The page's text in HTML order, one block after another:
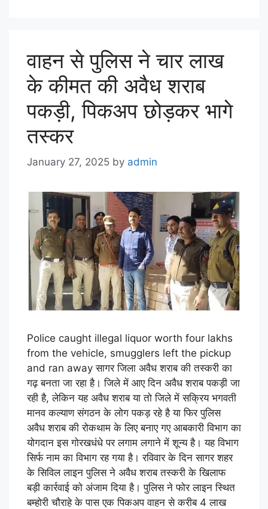
वाहन से पुलिस ने चार लाख
के कीमत की अवैध शराब
पकड़ी, पिकअप छोड़कर भागे
तस्कर
January 27, 2025 by admin
Police caught illegal liquor worth four lakhs
from the vehicle, smugglers left the pickup
and ran away सागर जिला अवैध शराब की तस्करी का
गढ़ बनता जा रहा है। जिले में आए दिन अवैध शराब पकड़ी जा
रही है, लेकिन यह अवैध शराब या तो जिले में सक्रिय भगवती
मानव कल्याण संगठन के लोग पकड़ रहे है या फिर पुलिस
अवैध शराब की रोकथाम के लिए बनाए गए आबकारी विभाग का
योगदान इस गोरखधंधे पर लगाम लगाने में शून्य है। यह विभाग
सिर्फ नाम का विभाग रह गया है। रविवार के दिन सागर शहर
के सिविल लाइन पुलिस ने अवैध शराब तस्करी के खिलाफ
बड़ी कार्रवाई को अंजाम दिया है। पुलिस ने फोर लाइन स्थित
बम्होरी चौराहे के पास एक पिकअप वाहन से करीब 4 लाख